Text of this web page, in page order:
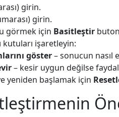
girin.
girin.
görmek için Basitleştir
kutuları işaretleyin:
göster– sonucun nasıl
– kesir uygun değilse
yeniden başlamak için